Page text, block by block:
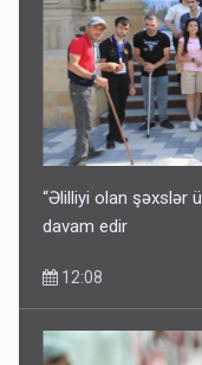
“Əlilliyi olan şəxslər
davam edir
12:08